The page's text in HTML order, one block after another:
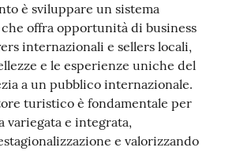
è sviluppare un sistema
offra opportunità di business
internazionali e sellers locali,
e le esperienze uniche del
a un pubblico internazionale.
turistico è fondamentale per
variegata e integrata,
e valorizzando